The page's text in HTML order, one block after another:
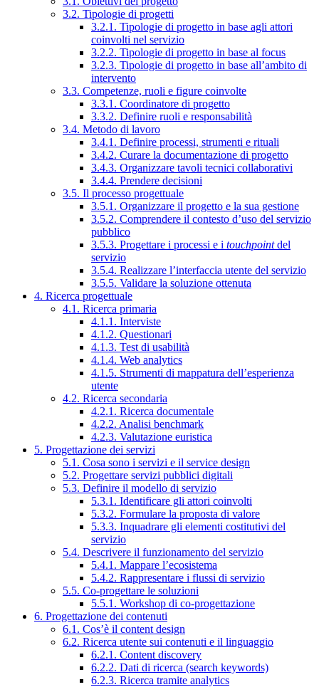
3.2. Tipologie di progetti
3.2.1. Tipologie di progetto in base agli attori
coinvolti nel servizio
3.2.2. Tipologie di progetto in base al focus
3.2.3. Tipologie di progetto in base all’ambito di
intervento
3.3. Competenze, ruoli e figure coinvolte
3.3.1. Coordinatore di progetto
3.3.2. Definire ruoli e responsabilità
3.4. Metodo di lavoro
3.4.1. Definire processi, strumenti e rituali
3.4.2. Curare la documentazione di progetto
3.4.3. Organizzare tavoli tecnici collaborativi
3.4.4. Prendere decisioni
3.5. Il processo progettuale
3.5.1. Organizzare il progetto e la sua gestione
3.5.2. Comprendere il contesto d’uso del servizio
pubblico
3.5.3. Progettare i processi e i touchpointdel
servizio
3.5.4. Realizzare l’interfaccia utente del servizio
3.5.5. Validare la soluzione ottenuta
4. Ricerca progettuale
4.1. Ricerca primaria
4.1.1. Interviste
4.1.2. Questionari
4.1.3. Test di usabilità
4.1.4. Web analytics
4.1.5. Strumenti di mappatura dell’esperienza
utente
4.2. Ricerca secondaria
4.2.1. Ricerca documentale
4.2.2. Analisi benchmark
4.2.3. Valutazione euristica
5. Progettazione dei servizi
5.1. Cosa sono i servizi e il service design
5.2. Progettare servizi pubblici digitali
5.3. Definire il modello di servizio
5.3.1. Identificare gli attori coinvolti
5.3.2. Formulare la proposta di valore
5.3.3. Inquadrare gli elementi costitutivi del
servizio
5.4. Descrivere il funzionamento del servizio
5.4.1. Mappare l’ecosistema
5.4.2. Rappresentare i flussi di servizio
5.5. Co-progettare le soluzioni
5.5.1. Workshop di co-progettazione
6. Progettazione dei contenuti
6.1. Cos’è il content design
6.2. Ricerca utente sui contenuti e il linguaggio
6.2.1. Content discovery
6.2.2. Dati di ricerca (search keywords)
6.2.3. Ricerca tramite analytics